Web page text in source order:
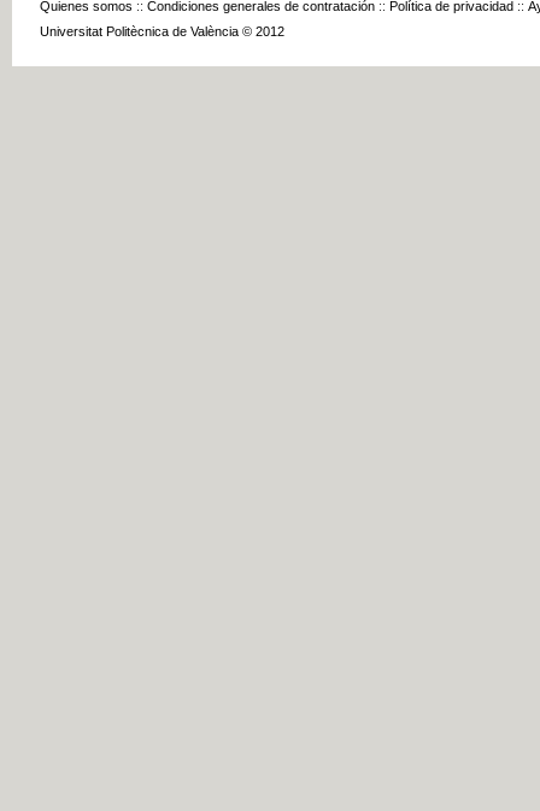
Quienes somos :: Condiciones generales de contratación :: Política de privacidad ::
Universitat Politècnica de València © 2012